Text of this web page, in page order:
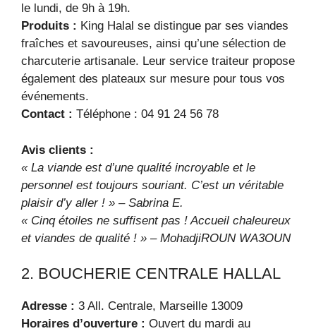
le lundi, de 9h à 19h.
Produits : King Halal se distingue par ses viandes
fraîches et savoureuses, ainsi qu’une sélection de
charcuterie artisanale. Leur service traiteur propose
également des plateaux sur mesure pour tous vos
événements.
Contact : Téléphone : 04 91 24 56 78
Avis clients :
« La viande est d’une qualité incroyable et le
personnel est toujours souriant. C’est un véritable
plaisir d’y aller ! » – Sabrina E.
« Cinq étoiles ne suffisent pas ! Accueil chaleureux
et viandes de qualité ! » – MohadjiROUN WA3OUN
2. BOUCHERIE CENTRALE HALLAL
Adresse : 3 All. Centrale, Marseille 13009
Horaires d’ouverture : Ouvert du mardi au